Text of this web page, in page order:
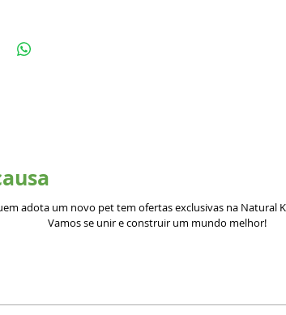
adota um novo pet tem ofertas exclusivas na Natural
Vamos se unir e construir um mundo melhor!